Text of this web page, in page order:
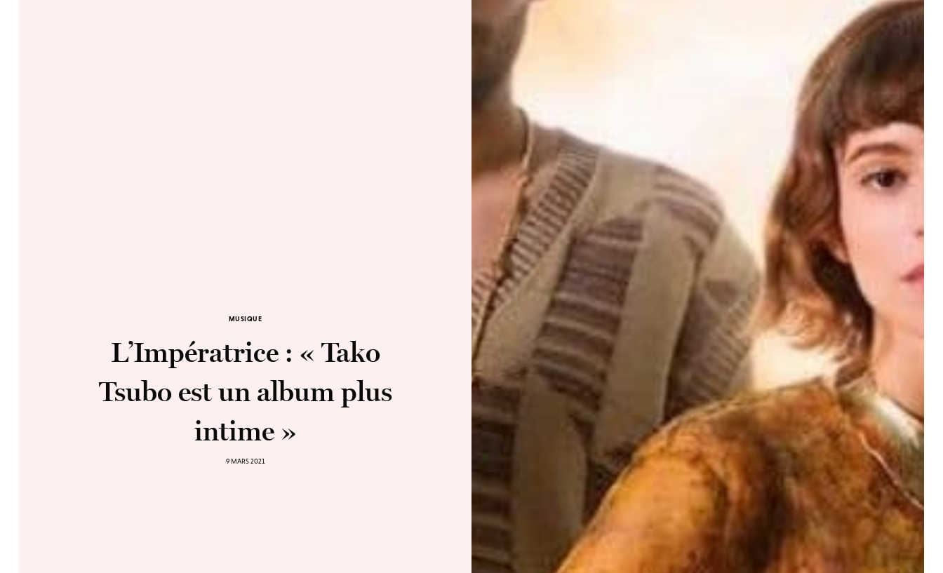
MUSIQUE
L’Impératrice : « Tako
Tsubo est un album plus
intime »
9 MARS 2021